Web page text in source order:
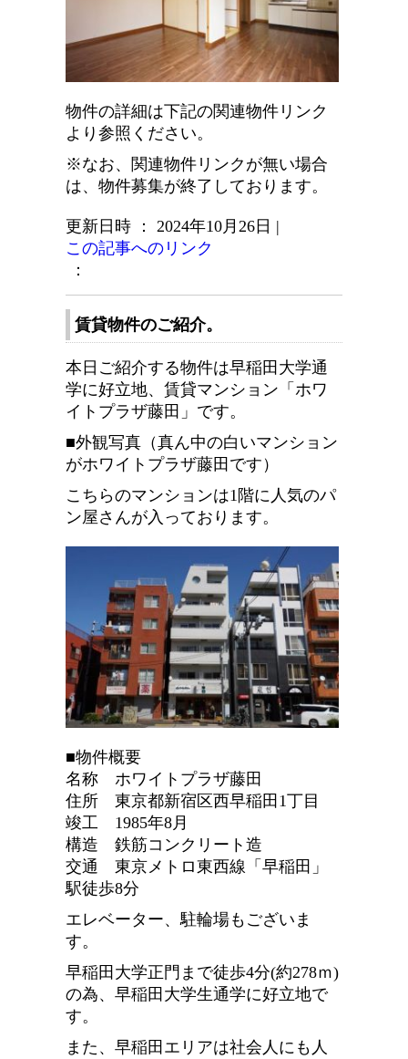
物件の詳細は下記の関連物件リンク
より参照ください。
※なお、関連物件リンクが無い場合
は、物件募集が終了しております。
更新日時 ： 2024年10月26日 |
この記事へのリンク
：
賃貸物件のご紹介。
本日ご紹介する物件は早稲田大学通
学に好立地、賃貸マンション「ホワ
イトプラザ藤田」です。
■外観写真（真ん中の白いマンション
がホワイトプラザ藤田です）
こちらのマンションは1階に人気のパ
ン屋さんが入っております。
■物件概要
名称 ホワイトプラザ藤田
住所 東京都新宿区西早稲田1丁目
竣工 1985年8月
構造 鉄筋コンクリート造
交通 東京メトロ東西線「早稲田」
駅徒歩8分
エレベーター、駐輪場もございま
す。
早稲田大学正門まで徒歩4分(約278ｍ)
の為、早稲田大学生通学に好立地で
す。
また、早稲田エリアは社会人にも人